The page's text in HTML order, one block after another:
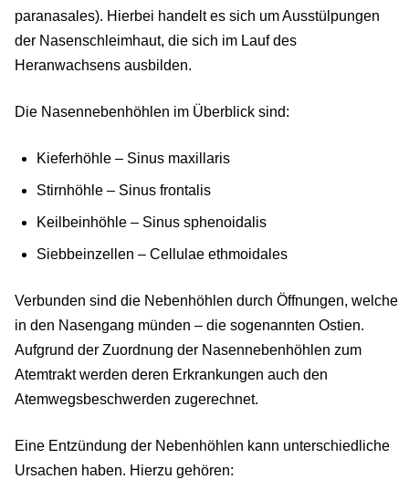
paranasales). Hierbei handelt es sich um Ausstülpungen
der Nasenschleimhaut, die sich im Lauf des
Heranwachsens ausbilden.
Die Nasennebenhöhlen im Überblick sind:
Kieferhöhle – Sinus maxillaris
Stirnhöhle – Sinus frontalis
Keilbeinhöhle – Sinus sphenoidalis
Siebbeinzellen – Cellulae ethmoidales
Verbunden sind die Nebenhöhlen durch Öffnungen, welche
in den Nasengang münden – die sogenannten Ostien.
Aufgrund der Zuordnung der Nasennebenhöhlen zum
Atemtrakt werden deren Erkrankungen auch den
Atemwegsbeschwerden zugerechnet.
Eine Entzündung der Nebenhöhlen kann unterschiedliche
Ursachen haben. Hierzu gehören: